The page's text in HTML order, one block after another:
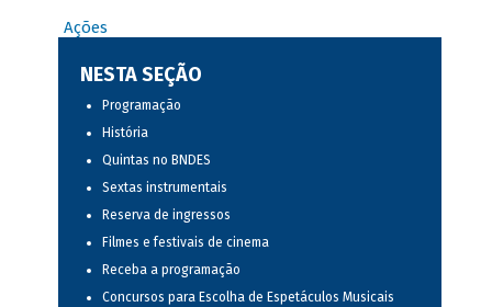
Ações
NESTA SEÇÃO
Programação
História
Quintas no BNDES
Sextas instrumentais
Reserva de ingressos
Filmes e festivais de cinema
Receba a programação
Concursos para Escolha de Espetáculos Musicais